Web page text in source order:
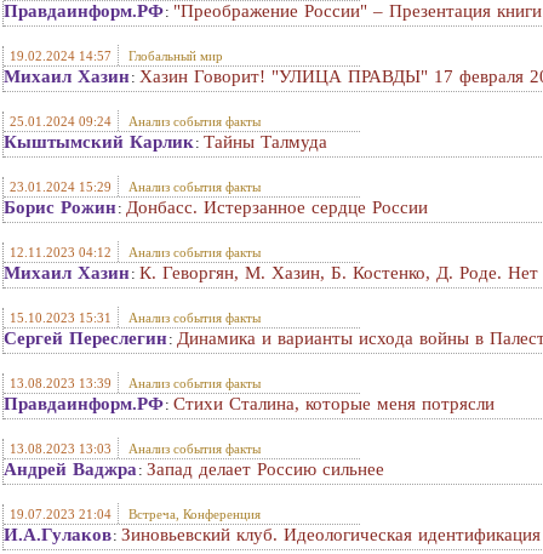
Правдаинформ.РФ: "Преображение России" – Презентация
19.02.2024 14:57 Глобальный мир
Михаил Хазин: Хазин Говорит! "УЛИЦА ПРАВДЫ" 17 февраля
25.01.2024 09:24 Анализ события факты
Кыштымский Карлик : Тайны Талмуда
23.01.2024 15:29 Анализ события факты
Борис Рожин: Донбасс. Истерзанное сердце России
12.11.2023 04:12 Анализ события факты
Михаил Хазин: К. Геворгян, М. Хазин, Б. Костенко, Д. Роде. Нет
15.10.2023 15:31 Анализ события факты
Сергей Переслегин: Динамика и варианты исхода войны в
13.08.2023 13:39 Анализ события факты
Правдаинформ.РФ: Стихи Сталина, которые меня потрясли
13.08.2023 13:03 Анализ события факты
Андрей Ваджра : Запад делает Россию сильнее
19.07.2023 21:04 Встреча, Конференция
И.А.Гулаков: Зиновьевский клуб. Идеологическая